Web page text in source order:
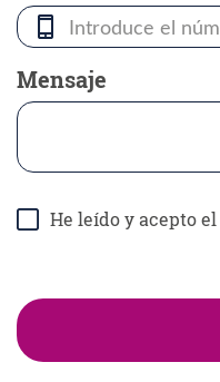
Mensaje
He leído y acepto el